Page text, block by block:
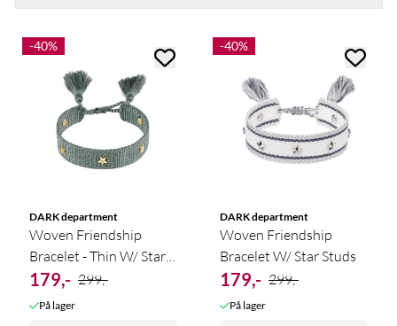
-40%
DARK department
Woven Friendship
Bracelet - Thin W/ Star
Studs
179,- 299,-
På lager
-40%
DARK department
Woven Friendship
Bracelet W/ Star Studs
179,- 299,-
På lager